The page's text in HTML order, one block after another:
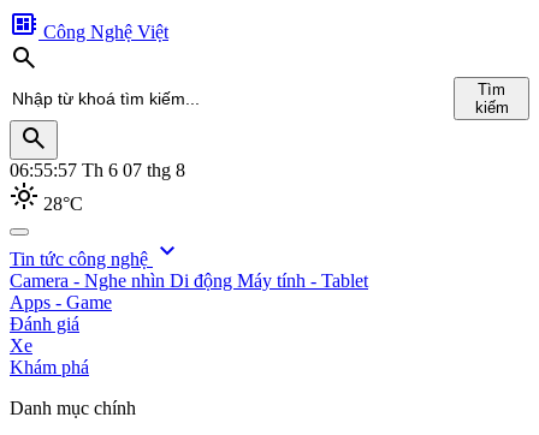
developer_board Công Nghệ Việt
search
Tìm
kiếm
search
06:55:58 Th 6 07 thg 8
light_mode 28°C
search
Tin tức công nghệ expand_more
Camera - Nghe nhìn Di động Máy tính - Tablet
Apps - Game
Đánh giá
Xe
Khám phá
Danh mục chính